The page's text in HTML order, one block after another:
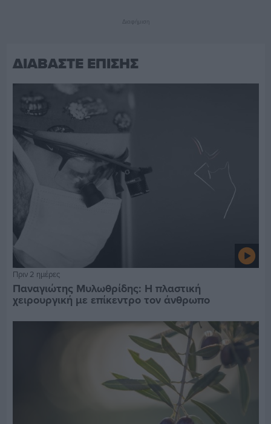
Διαφήμιση
ΔΙΑΒΑΣΤΕ ΕΠΙΣΗΣ
Πριν 2 ημέρες
Παναγιώτης Μυλωθρίδης: Η πλαστική
χειρουργική με επίκεντρο τον άνθρωπο